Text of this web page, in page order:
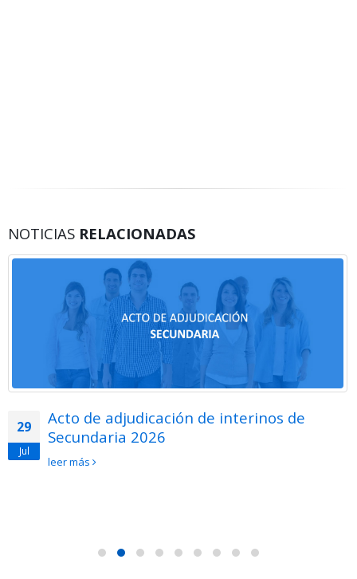
NOTICIAS RELACIONADAS
29
Jul
Acto de adjudicación de interinos de
Secundaria 2026
leer más